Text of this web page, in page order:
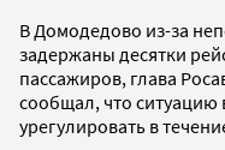
В Домодедово из-за
задержаны десятки
пассажиров, глава
сообщал, что ситуацию
урегулировать в